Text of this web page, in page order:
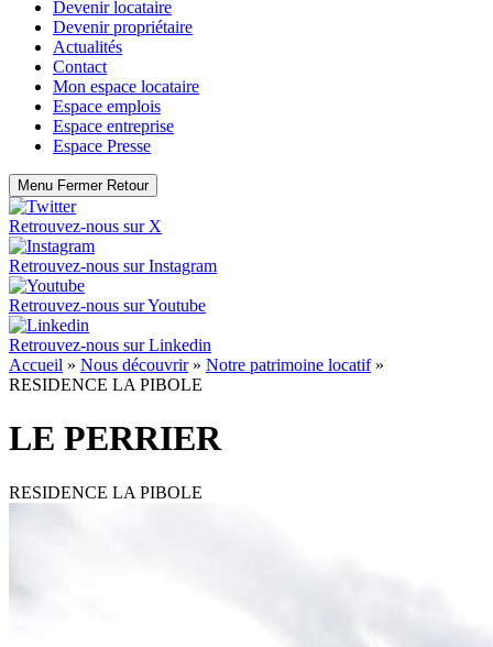
Devenir locataire
Devenir propriétaire
Actualités
Contact
Mon espace locataire
Espace emplois
Espace entreprise
Espace Presse
Menu Fermer Retour
Retrouvez-nous sur X
Retrouvez-nous surInstagram
Retrouvez-nous surYoutube
Retrouvez-nous surLinkedin
Accueil » Nous découvrir» Notre patrimoine locatif»
RESIDENCE LA PIBOLE
LE PERRIER
RESIDENCE LA PIBOLE